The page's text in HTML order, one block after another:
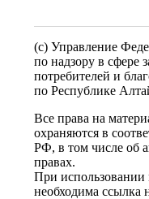
(c) Управление
по надзору в сфере
потребителей и
по Республике
Все права на
охраняются в
РФ, в том числе об
правах.
При использовании
необходима ссылка